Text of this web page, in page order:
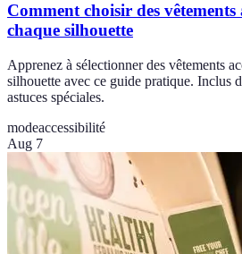
Comment choisir des vêtements
chaque silhouette
Apprenez à sélectionner des vêtements
silhouette avec ce guide pratique. Inclus
astuces spéciales.
modeaccessibilité
Aug 7